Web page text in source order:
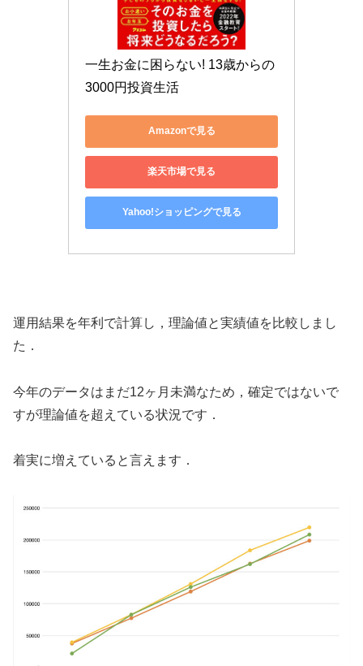
一生お金に困らない! 13歳からの
3000円投資生活
Amazonで見る
楽天市場で見る
Yahoo!ショッピングで見る
運用結果を年利で計算し，理論値と実績値を比較しまし
た．
今年のデータはまだ12ヶ月未満なため，確定ではないで
すが理論値を超えている状況です．
着実に増えていると言えます．